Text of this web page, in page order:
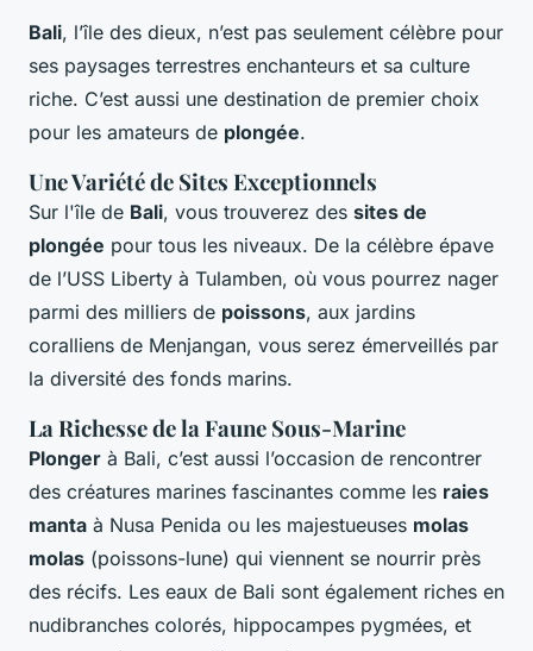
Bali, l’île des dieux, n’est pas seulement célèbre pour
ses paysages terrestres enchanteurs et sa culture
riche. C’est aussi une destination de premier choix
pour les amateurs de plongée.
Une Variété de Sites Exceptionnels
Sur l'île de Bali, vous trouverez des sites de
plongée pour tous les niveaux. De la célèbre épave
de l’USS Liberty à Tulamben, où vous pourrez nager
parmi des milliers de poissons, aux jardins
coralliens de Menjangan, vous serez émerveillés par
la diversité des fonds marins.
La Richesse de la Faune Sous-Marine
Plonger à Bali, c’est aussi l’occasion de rencontrer
des créatures marines fascinantes comme les raies
manta à Nusa Penida ou les majestueuses molas
molas (poissons-lune) qui viennent se nourrir près
des récifs. Les eaux de Bali sont également riches en
nudibranches colorés, hippocampes pygmées, et